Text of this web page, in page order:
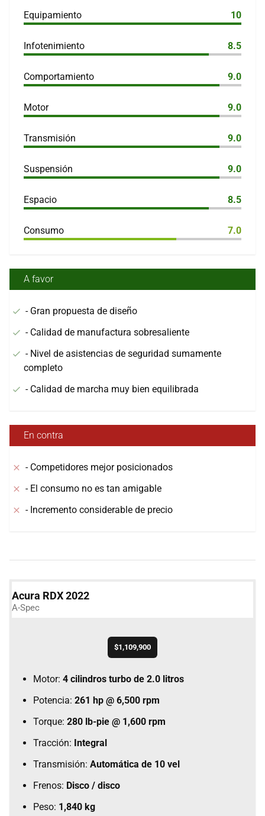
Equipamiento 10
Infotenimiento 8.5
Comportamiento 9.0
Motor 9.0
Transmisión 9.0
Suspensión 9.0
Espacio 8.5
Consumo 7.0
A favor
- Gran propuesta de diseño
- Calidad de manufactura sobresaliente
- Nivel de asistencias de seguridad sumamente
completo
- Calidad de marcha muy bien equilibrada
En contra
- Competidores mejor posicionados
- El consumo no es tan amigable
- Incremento considerable de precio
Acura RDX 2022
A-Spec
$1,109,900
Motor: 4 cilindros turbo de 2.0 litros
Potencia: 261 hp @ 6,500 rpm
Torque: 280 lb-pie @ 1,600 rpm
Tracción: Integral
Transmisión: Automática de 10 vel
Frenos: Disco / disco
Peso: 1,840 kg